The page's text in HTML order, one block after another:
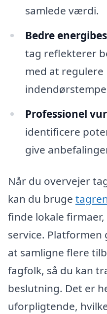
samlede værdi.
Bedre
tag reflekterer
med at regulere
Professionel
identificere
give
Når du overvejer
kan du bruge
finde lokale
service.
at samligne flere
fagfolk, så du kan
beslutning. Det er
uforpligtende,